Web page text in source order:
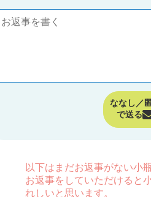
ななし／
で送る
以下はまだお返事がない小
お返事をしていただけると
れしいと思います。